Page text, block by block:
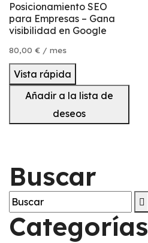
Posicionamiento SEO
para Empresas – Gana
visibilidad en Google
80,00 € / mes
Vista rápida
Añadir a la lista de
deseos
Buscar
Categorías